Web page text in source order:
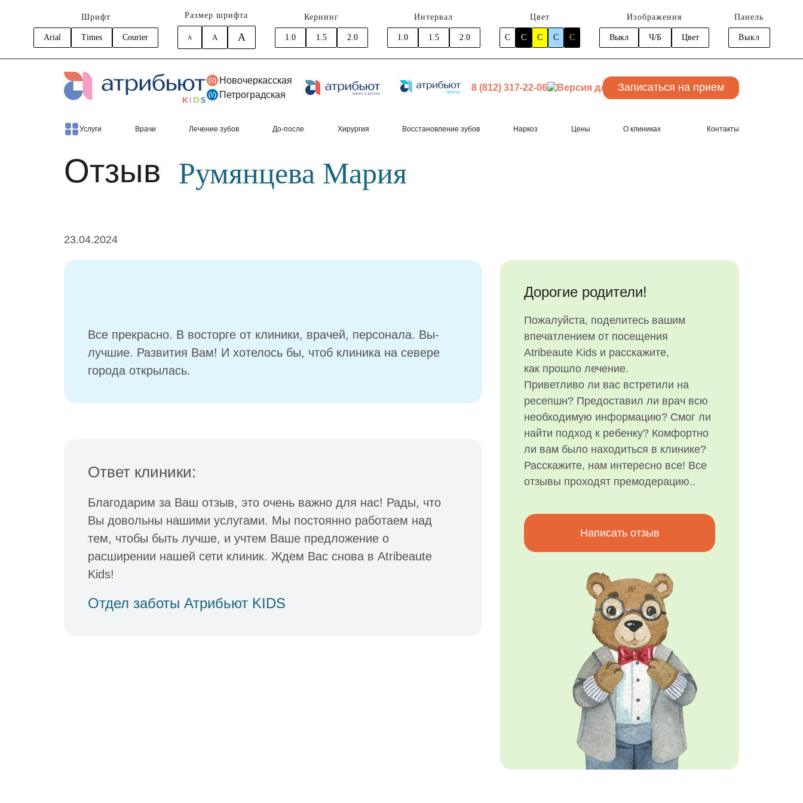
Шрифт
Arial Times Courier
Размер шрифта
A A A
Кернинг
1.0 1.5 2.0
Интервал
1.0 1.5 2.0
Цвет
C C C C C
Изображения
Выкл Ч/Б Цвет
Панель
Выкл
Новочеркасская
Петроградская
8 (812) 317-22-06 Записаться на прием
Услуги Врачи Лечение зубов До-после Хирургия Восстановление зубов Наркоз Цены О клиниках Контакты
Главная
Отзыв Румянцева Мария
23.04.2024
Все прекрасно. В восторге от клиники, врачей, персонала. Вы-
лучшие. Развития Вам! И хотелось бы, чтоб клиника на севере
города открылась.
Ответ клиники:
Благодарим за Ваш отзыв, это очень важно для нас! Рады, что
Вы довольны нашими услугами. Мы постоянно работаем над
тем, чтобы быть лучше, и учтем Ваше предложение о
расширении нашей сети клиник. Ждем Вас снова в Atribeaute
Kids!
Отдел заботы Атрибьют KIDS
Дорогие родители!
Пожалуйста, поделитесь вашим
впечатлением от посещения
Atribeaute Kids и расскажите,
как прошло лечение.
Приветливо ли вас встретили на
ресепшн? Предоставил ли врач всю
необходимую информацию? Смог ли
найти подход к ребенку? Комфортно
ли вам было находиться в клинике?
Расскажите, нам интересно все! Все
отзывы проходят премодерацию..
Написать отзыв